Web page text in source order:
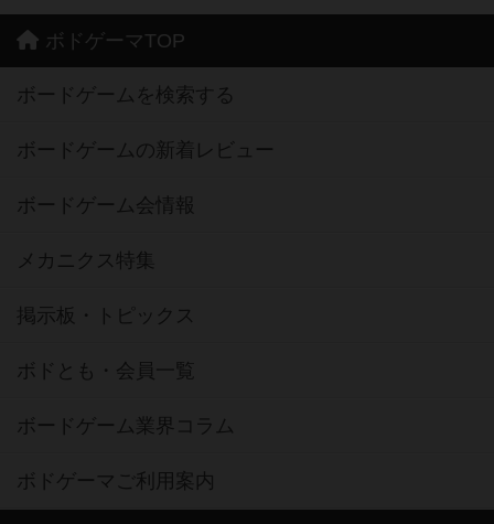
ボドゲーマTOP
ボードゲームを検索する
ボードゲームの新着レビュー
ボードゲーム会情報
メカニクス特集
掲示板・トピックス
ボドとも・会員一覧
ボードゲーム業界コラム
ボドゲーマご利用案内